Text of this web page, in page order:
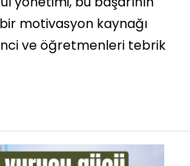
motivasyon kaynağı
ve öğretmenleri tebrik